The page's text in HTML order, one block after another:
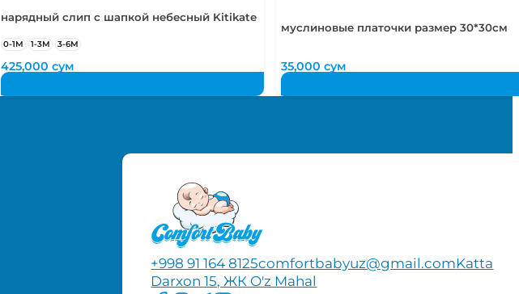
нарядный слип с шапкой небесный Kitikate
0-1М 1-3М 3-6М
425,000сум
муслиновые платочки размер 30*30см
35,000 сум
+998 91 164 8125comfortbabyuz@gmail.comKatta
Darxon 15, ЖК O'z Mahal